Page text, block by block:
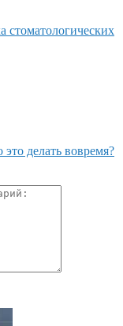
стоматологических
делать вовремя?